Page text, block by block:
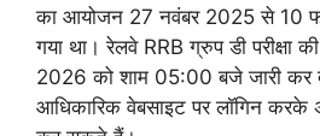
का आयोजन 27 नवंबर 2025 से 10
गया था। रेलवे RRB ग्रुप डी परीक्षा
2026 को शाम 05:00 बजे जारी कर
आधिकारिक वेबसाइट पर लॉगिन